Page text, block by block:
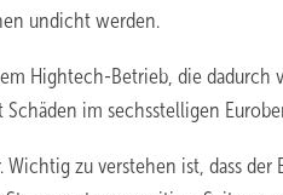
undicht werden.
Hightech-Betrieb, die
im sechsstelligen
zu verstehen ist, dass